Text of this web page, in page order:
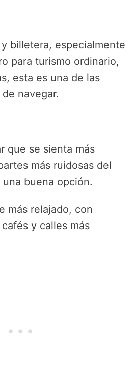
billetera, especialmente
para turismo ordinario,
esta es una de las
navegar.
que se sienta más
más ruidosas del
buena opción.
más relajado, con
y calles más